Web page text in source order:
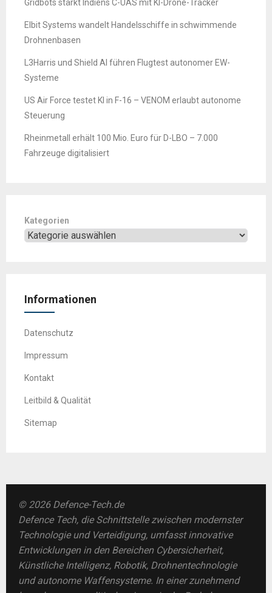
Gridbots stärkt Indiens C-UAS mit KI-Drone-Tracker
Elbit Systems wandelt Handelsschiffe in schwimmende
Drohnenbasen
L3Harris und Shield AI führen Flugtest autonomer EW-
Systeme
US Air Force testet KI in F-16 – VENOM erlaubt autonome
Steuerung
Rheinmetall erhält 100 Mio. Euro für D-LBO – 7.000
Fahrzeuge digitalisiert
Kategorien
Informationen
Datenschutz
Impressum
Kontakt
Leitbild & Qualität
Sitemap
© 2026 Defence-Tech.de
Defence Tech, die Schnittstelle zwischen modernster
Technologie und Verteidigung, umfasst innovative
Entwicklungen in den Bereichen Cybersicherheit,
Künstliche Intelligenz, Robotik, Drohnentechnologie
und autonome Waffensysteme. In einer zunehmend